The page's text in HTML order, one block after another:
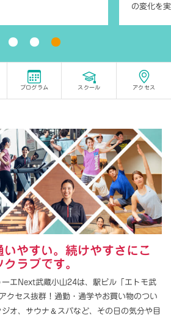
の変化を
プログラム スクール アクセス
やすい。続けやすさにこ
ラブです。
ーエNext武蔵小山24は、駅ビル「エトモ武
クセス抜群！通勤・通学やお買い物のつい
オ、サウナ ＆ スパなど、その日の気分や目